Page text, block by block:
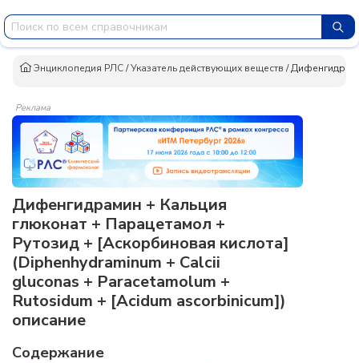
Энциклопедия РЛС/Указатель действующих веществ /
Реклама
Дифенгидрамин + Кальция
глюконат + Парацетамол +
Рутозид + [Аскорбиновая кислота]
(Diphenhydraminum + Calcii
gluconas + Paracetamolum +
Rutosidum + [Acidum ascorbinicum])
описание
Содержание